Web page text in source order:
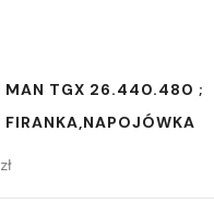
MAN TGX 26.440.480 ;
FIRANKA,NAPOJÓWKA
zł